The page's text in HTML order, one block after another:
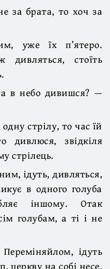
за брата, то хоч за
уже їх п’ятеро.
стоїть
в небо дивишся? —
стрілу, то час їй
дивлюся, звідкіля
стрілець.
ідуть, дивляться,
в одного голуба
іншому. Отак
голубам, а ті і не
ідуть
церкву на собі несе.